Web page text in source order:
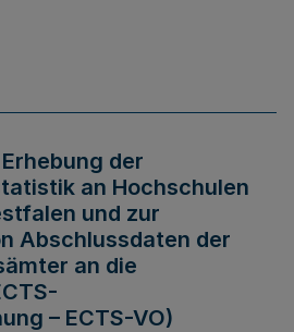
der
an Hochschulen
und zur
Abschlussdaten der
an die
– ECTS-VO)